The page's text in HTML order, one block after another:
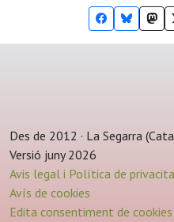
Des de 2012 · La Segarra
Versió juny 2026
Avis legal i Política de
Avís de cookies
Edita consentiment de cookies